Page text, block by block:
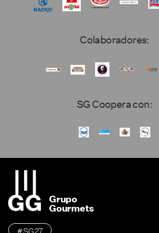
Colaboradores:
SG Coopera con:
Grupo
Gourmets
#SG27